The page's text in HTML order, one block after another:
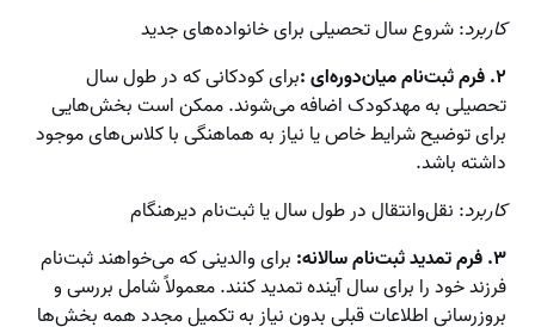
کاربرد: شروع سال تحصیلی برای خانواده‌های جدید
۲. فرم ثبت‌نام میان‌دوره‌ای :
برای کودکانی که در طول سال
تحصیلی به مهدکودک اضافه می‌شوند. ممکن است بخش‌هایی
برای توضیح شرایط خاص یا نیاز به هماهنگی با کلاس‌های موجود
داشته باشد.
کاربرد: نقل‌وانتقال در طول سال یا ثبت‌نام دیرهنگام
۳. فرم تمدید ثبت‌نام سالانه:
برای والدینی که می‌خواهند ثبت‌نام
فرزند خود را برای سال آینده تمدید کنند. معمولاً شامل بررسی و
بروزرسانی اطلاعات قبلی بدون نیاز به تکمیل مجدد همه بخش‌ها